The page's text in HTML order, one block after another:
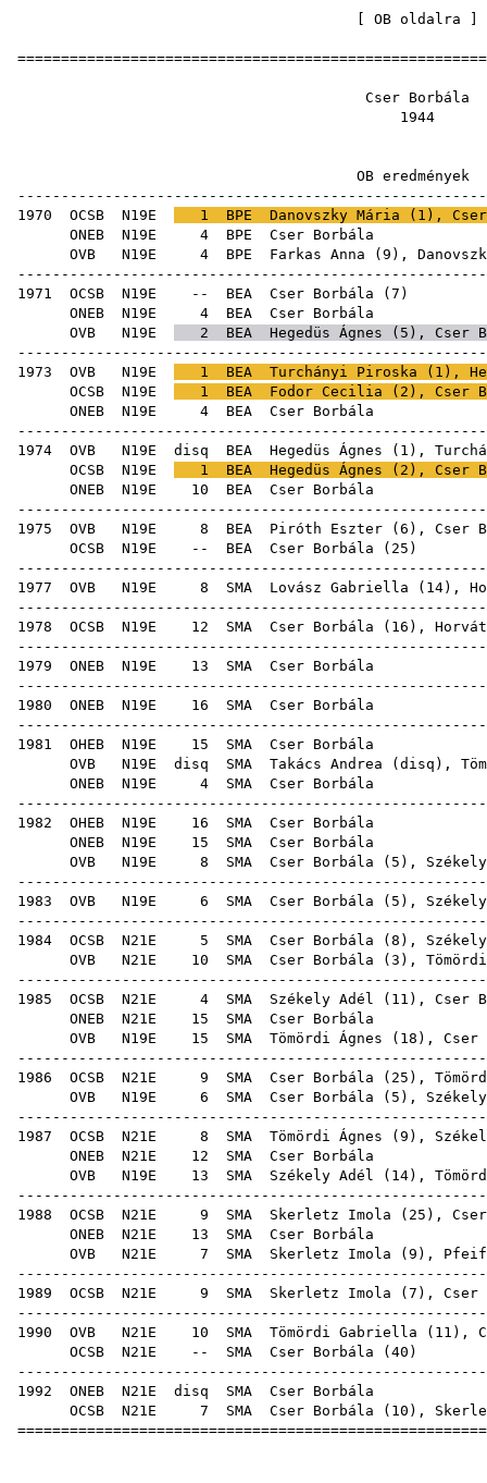
OB oldalra
Cser
OB
1970 OCSB N19E 1 BPE Danovszky Mária ( 1 ),
ONEB N19E 4 BPE Cser
OVB N19E 4 BPE Farkas Anna ( 9 ),
1971 OCSB N19E -- BEA Cser Borbála ( 7
ONEB N19E 4 BEA Cser
OVB N19E 2 BEA Hegedüs Ágnes ( 5 ), Cser
1973 OVB N19E 1 BEA Turchányi Piroska ( 1 ),
OCSB N19E 1 BEA Fodor Cecilia ( 2 ), Cser
ONEB N19E 4 BEA Cser
1974 OVB N19E disq BEA Hegedüs Ágnes ( 1 ),
OCSB N19E 1 BEA Hegedüs Ágnes ( 2 ), Cser
ONEB N19E 10 BEA Cser
1975 OVB N19E 8 BEA Piróth Eszter ( 6 ), Cser
OCSB N19E -- BEA Cser Borbála ( 25
1977 OVB N19E 8 SMA Lovász Gabriella ( 14),
1978 OCSB N19E 12 SMA Cser Borbála ( 16 ),
1979 ONEB N19E 13 SMA Cser
1980 ONEB N19E 16 SMA Cser
1981 OHEB N19E 15 SMA Cser
OVB N19E disq SMA Takács Andrea ( disq ),
ONEB N19E 4 SMA Cser
1982 OHEB N19E 16 SMA Cser
ONEB N19E 15 SMA Cser
OVB N19E 8 SMA Cser Borbála ( 5 ),
1983 OVB N19E 6 SMA Cser Borbála ( 5 ),
1984 OCSB N21E 5 SMA Cser Borbála ( 8 ),
OVB N21E 10 SMA Cser Borbála ( 3 ),
1985 OCSB N21E 4 SMA Székely Adél ( 11 ), Cser
ONEB N21E 15 SMA Cser
OVB N19E 15 SMA Tömördi Ágnes ( 18 ), Cser
1986 OCSB N21E 9 SMA Cser Borbála ( 25 ),
OVB N19E 6 SMA Cser Borbála ( 5 ),
1987 OCSB N21E 8 SMA Tömördi Ágnes ( 9 ),
ONEB N21E 12 SMA Cser
OVB N19E 13 SMA Székely Adél ( 14),
1988 OCSB N21E 9 SMA Skerletz Imola ( 25 ),
ONEB N21E 13 SMA Cser
OVB N21E 7 SMA Skerletz Imola ( 9 ),
1989 OCSB N21E 9 SMA Skerletz Imola ( 7 ), Cser
1990 OVB N21E 10 SMA Tömördi Gabriella ( 11 ),
OCSB N21E -- SMA Cser Borbála ( 40
1992 ONEB N21E disq SMA Cser
OCSB N21E 7 SMA Cser Borbála ( 10 ),